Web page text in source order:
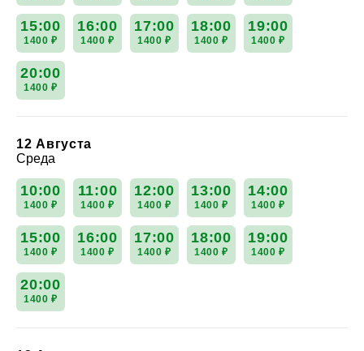
15:00
1400 ₽
16:00
1400 ₽
17:00
1400 ₽
18:00
1400 ₽
19:00
1400 ₽
20:00
1400 ₽
12 Августа
Среда
10:00
1400 ₽
11:00
1400 ₽
12:00
1400 ₽
13:00
1400 ₽
14:00
1400 ₽
15:00
1400 ₽
16:00
1400 ₽
17:00
1400 ₽
18:00
1400 ₽
19:00
1400 ₽
20:00
1400 ₽